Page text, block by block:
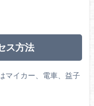
ス方法
マイカー、電車、益子